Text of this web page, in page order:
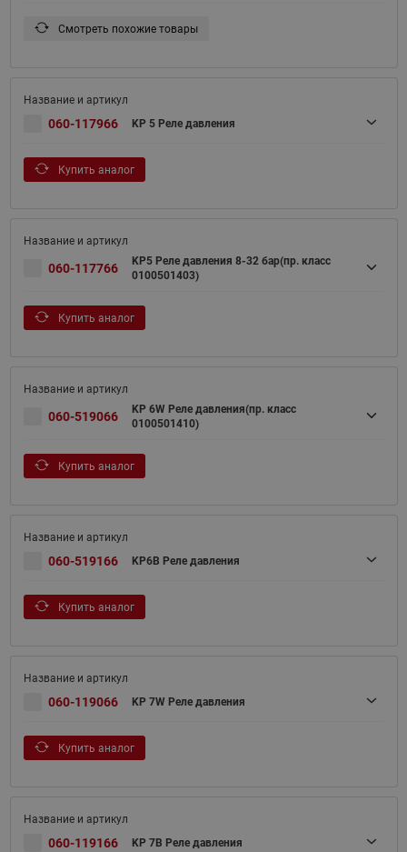
Смотреть похожие товары
060-117966 KP 5 Реле давления
Купить аналог
060-117766
KP5 Реле давления 8-32 бар(пр. класс
0100501403)
Купить аналог
060-519066
KP 6W Реле давления(пр. класс
0100501410)
Купить аналог
060-519166 KP6B Реле давления
Купить аналог
060-119066 KP 7W Реле давления
Купить аналог
060-119166 KP 7B Реле давления